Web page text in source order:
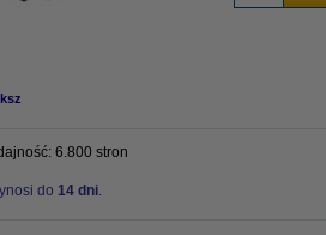
6.800 stron
do 14 dni.